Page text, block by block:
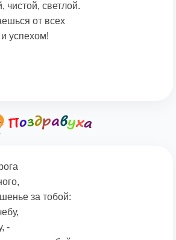
чистой, светлой.
от всех
успехом!
за тобой:
-